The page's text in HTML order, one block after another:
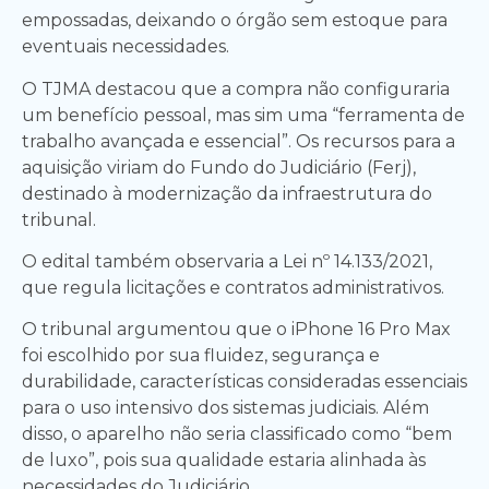
empossadas, deixando o órgão sem estoque para
eventuais necessidades.
O TJMA destacou que a compra não configuraria
um benefício pessoal, mas sim uma “ferramenta de
trabalho avançada e essencial”. Os recursos para a
aquisição viriam do Fundo do Judiciário (Ferj),
destinado à modernização da infraestrutura do
tribunal.
O edital também observaria a Lei nº 14.133/2021,
que regula licitações e contratos administrativos.
O tribunal argumentou que o iPhone 16 Pro Max
foi escolhido por sua fluidez, segurança e
durabilidade, características consideradas essenciais
para o uso intensivo dos sistemas judiciais. Além
disso, o aparelho não seria classificado como “bem
de luxo”, pois sua qualidade estaria alinhada às